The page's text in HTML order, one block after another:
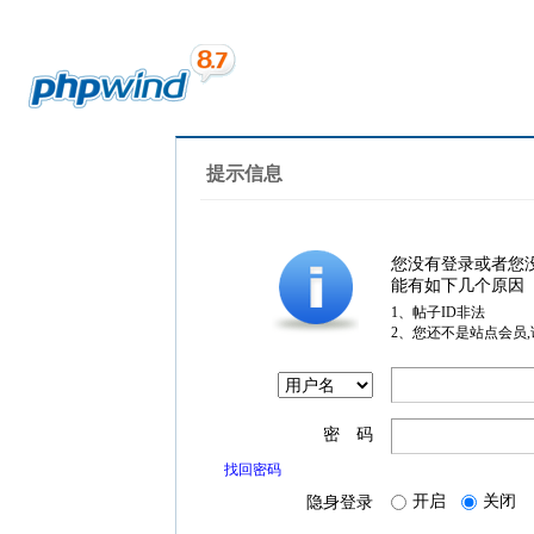
提示信息
您没有登录或者您
能有如下几个原因
1、帖子ID非法
2、您还不是站点会员
密 码
找回密码
隐身登录 开启 关闭